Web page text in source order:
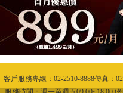
客戶服務專線：02-2510-8888傳真：